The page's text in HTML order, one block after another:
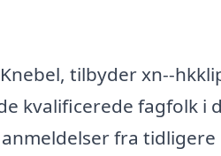
tilbyder xn--
kvalificerede fagfolk i
fra